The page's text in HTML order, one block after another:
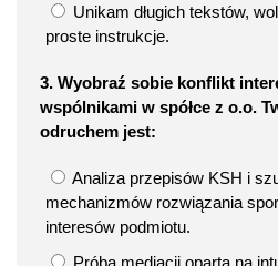
Unikam długich tekstów,
proste instrukcje.
3. Wyobraź sobie konflikt
wspólnikami w spółce z o.o.
odruchem jest:
Analiza przepisów KSH i
mechanizmów rozwiązania
interesów podmiotu.
Próba mediacji oparta na